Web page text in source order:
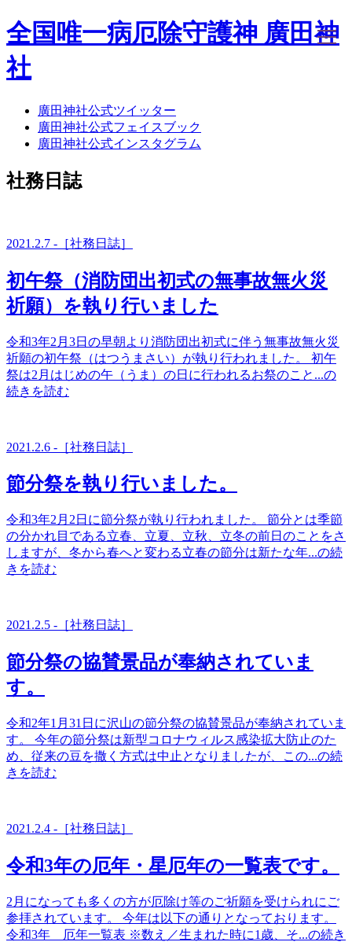
全国唯一病厄除守護神 廣田神
社
ホーム
社務日誌
お知らせ
年間祭事のご案内
ご相談
八甲田山神社
海葬
古墳型合葬
奉祝記念事業
お問い合わせ
廣田神社公式ツイッター
廣田神社公式フェイスブック
廣田神社公式インスタグラム
社務日誌
2021.2.7 -［社務日誌］
初午祭（消防団出初式の無事故無火災
祈願）を執り行いました
令和3年2月3日の早朝より消防団出初式に伴う無事故無火災
祈願の初午祭（はつうまさい）が執り行われました。 初午
祭は2月はじめの午（うま）の日に行われるお祭のこと...の
続きを読む
2021.2.6 -［社務日誌］
節分祭を執り行いました。
令和3年2月2日に節分祭が執り行われました。 節分とは季節
の分かれ目である立春、立夏、立秋、立冬の前日のことをさ
しますが、冬から春へと変わる立春の節分は新たな年...の続
きを読む
2021.2.5 -［社務日誌］
節分祭の協賛景品が奉納されていま
す。
令和2年1月31日に沢山の節分祭の協賛景品が奉納されていま
す。 今年の節分祭は新型コロナウィルス感染拡大防止のた
め、従来の豆を撒く方式は中止となりましたが、この...の続
きを読む
2021.2.4 -［社務日誌］
令和3年の厄年・星厄年の一覧表です。
2月になっても多くの方が厄除け等のご祈願を受けられにご
参拝されています。 今年は以下の通りとなっております。
令和3年 厄年一覧表 ※数え／生まれた時に1歳、そ...の続き